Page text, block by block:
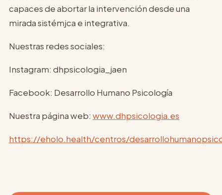
capaces de abortar la intervención desde una
mirada sistémjca e integrativa.
Nuestras redes sociales:
Instagram: dhpsicologia_jaen
Facebook: Desarrollo Humano Psicología
Nuestra página web: www.dhpsicologia.es
https://eholo.health/centros/